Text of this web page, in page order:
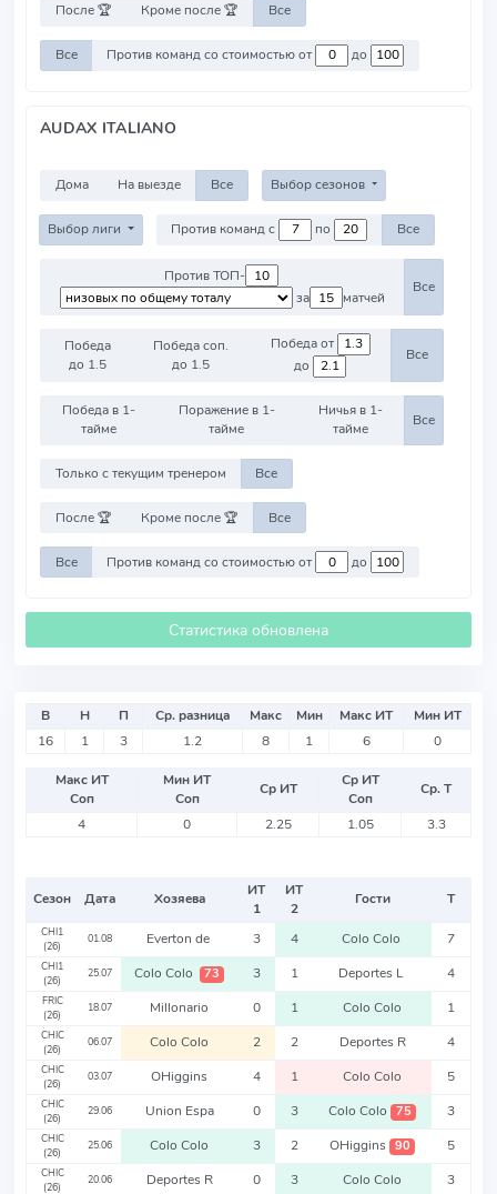
После 🏆 Кроме после 🏆 Все
Все Против команд со стоимостью от до
AUDAX ITALIANO
Дома На выезде Все Выбор сезонов
Выбор лиги Против команд с по Все
Против ТОП-
за
матчей
Все
Победа
до 1.5
Победа соп.
до 1.5
Победа от
до
Все
Победа в 1-
тайме
Поражение в 1-
тайме
Ничья в 1-
тайме
Все
Только с текущим тренером Все
После 🏆 Кроме после 🏆 Все
Все Против команд со стоимостью от до
Статистика обновлена
В Н П Ср. разница Макс Мин Макс ИТ
Мин ИТ
16
1 3 1.2 8 1 6 0
Макс ИТ
Соп
Мин ИТ
Соп
Ср ИТ
Ср ИТ
Соп
Ср. Т
4
0 2.25 1.05 3.3
Сезон Дата Хозяева
ИТ
1
ИТ
2
Гости Т
CHI1
(26)
01.08 Everton de 3 4 Colo Colo 7
CHI1
(26)
25.07 Colo Colo 73 3 1 Deportes L 4
FRIC
(26)
18.07 Millonario 0 1 Colo Colo 1
CHIC
(26)
06.07 Colo Colo 2 2 Deportes R 4
CHIC
(26)
03.07 OHiggins 4 1 Colo Colo 5
CHIC
(26)
29.06 Union Espa 0 3 Colo Colo 75 3
CHIC
(26)
25.06 Colo Colo 3 2 OHiggins 90 5
CHIC
(26)
20.06 Deportes R 0 3 Colo Colo 3